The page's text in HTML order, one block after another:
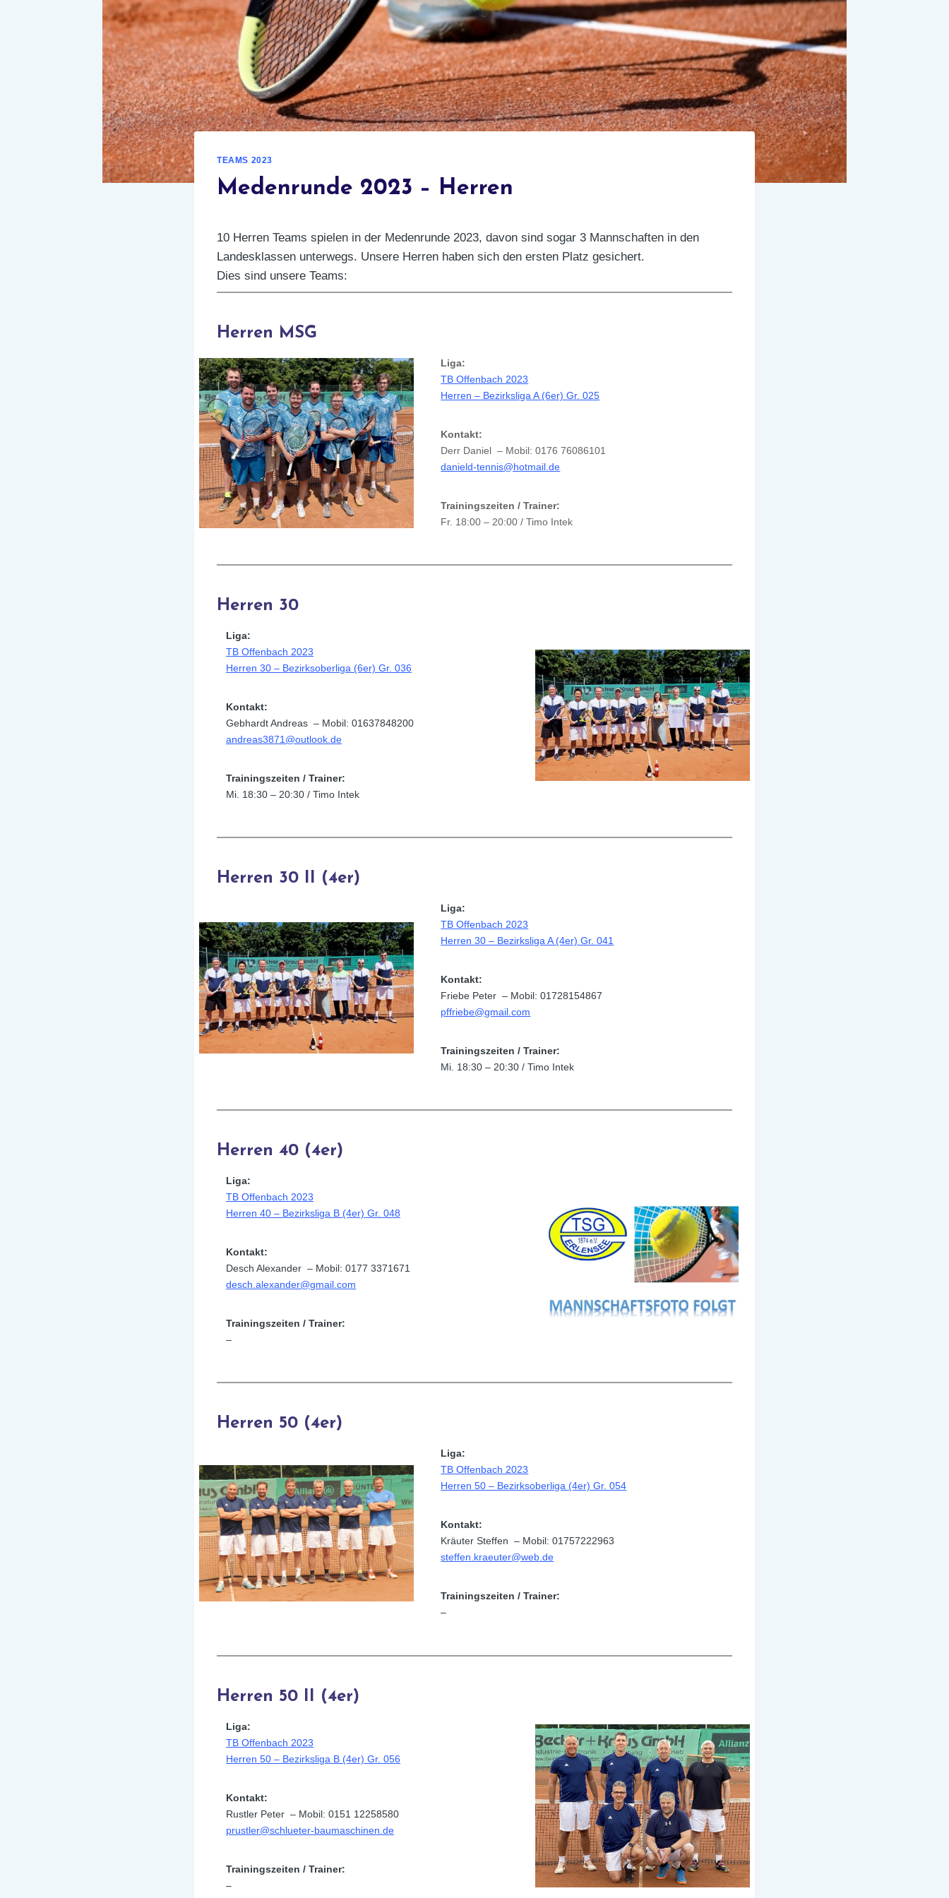
TEAMS 2023
Medenrunde 2023 – Herren
10 Herren Teams spielen in der Medenrunde 2023, davon sind sogar 3 Mannschaften in den
Landesklassen unterwegs. Unsere Herren haben sich den ersten Platz gesichert.
Dies sind unsere Teams:
Herren MSG
Liga:
TB Offenbach 2023
Herren – Bezirksliga A (6er) Gr. 025
Kontakt:
Derr Daniel – Mobil: 0176 76086101
danield-tennis@hotmail.de
Trainingszeiten / Trainer:
Fr. 18:00 – 20:00 / Timo Intek
Herren 30
Liga:
TB Offenbach 2023
Herren 30 – Bezirksoberliga (6er) Gr. 036
Kontakt:
Gebhardt Andreas – Mobil: 01637848200
andreas3871@outlook.de
Trainingszeiten / Trainer:
Mi. 18:30 – 20:30 / Timo Intek
Herren 30 II (4er)
Liga:
TB Offenbach 2023
Herren 30 – Bezirksliga A (4er) Gr. 041
Kontakt:
Friebe Peter – Mobil: 01728154867
pffriebe@gmail.com
Trainingszeiten / Trainer:
Mi. 18:30 – 20:30 / Timo Intek
Herren 40 (4er)
Liga:
TB Offenbach 2023
Herren 40 – Bezirksliga B (4er) Gr. 048
Kontakt:
Desch Alexander – Mobil: 0177 3371671
desch.alexander@gmail.com
Trainingszeiten / Trainer:
–
Herren 50 (4er)
Liga:
TB Offenbach 2023
Herren 50 – Bezirksoberliga (4er) Gr. 054
Kontakt:
Kräuter Steffen – Mobil: 01757222963
steffen.kraeuter@web.de
Trainingszeiten / Trainer:
–
Herren 50 II (4er)
Liga:
TB Offenbach 2023
Herren 50 – Bezirksliga B (4er) Gr. 056
Kontakt:
Rustler Peter – Mobil: 0151 12258580
prustler@schlueter-baumaschinen.de
Trainingszeiten / Trainer:
–